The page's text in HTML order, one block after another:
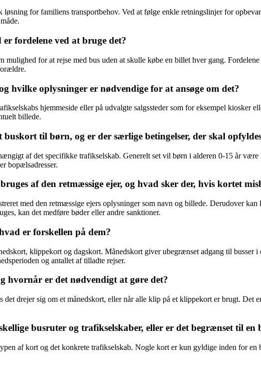
for familiens transportbehov. Ved at følge enkle retningslinjer for
fordelene ved at bruge det?
for at rejse med bus uden at skulle købe en billet hver gang.
hvilke oplysninger er nødvendige for at ansøge om det?
hjemmeside eller på udvalgte salgssteder som for eksempel kiosker
billede.
til børn, og er der særlige betingelser, der skal
af det specifikke trafikselskab. Generelt set vil børn i alderen 0-15 år
bopælsadresser.
af den retmæssige ejer, og hvad sker der, hvis kortet
med den retmæssige ejers oplysninger som navn og billede. Derudover
kan det medføre bøder eller andre sanktioner.
er forskellen på dem?
klippekort og dagskort. Månedskort giver ubegrænset adgang til busser
og antallet af tilladte rejser.
er det nødvendigt at gøre det?
drejer sig om et månedskort, eller når alle klip på et klippekort er brugt.
busruter og trafikselskaber, eller er det begrænset til en
af kort og det konkrete trafikselskab. Nogle kort er kun gyldige inden for en